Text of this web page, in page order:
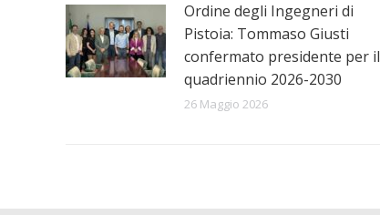
Ordine degli Ingegneri di
Pistoia: Tommaso Giusti
confermato presidente per il
quadriennio 2026-2030
26 Maggio 2026